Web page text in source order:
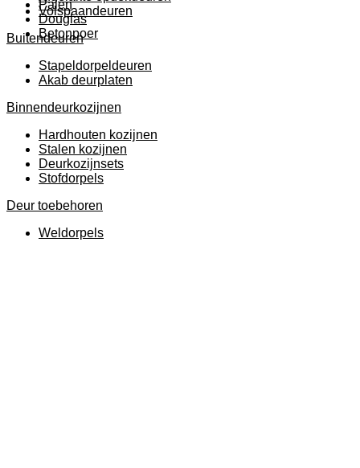
Palen
Douglas
Betonpoer
Volspaandeuren
Buitendeuren
Stapeldorpeldeuren
Akab deurplaten
Binnendeurkozijnen
Hardhouten kozijnen
Stalen kozijnen
Deurkozijnsets
Stofdorpels
Deur toebehoren
Weldorpels